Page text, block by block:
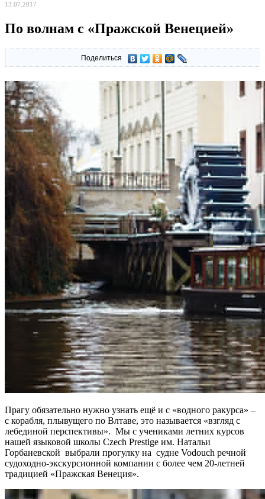
13.07.2017
По волнам с «Пражской Венецией»
Поделиться
Прагу обязательно нужно узнать ещё и с «водного ракурса» –
с корабля, плывущего по Влтаве, это называется «взгляд с
лебединой перспективы». Мы с учениками летних курсов
нашей языковой школы Czech Prestige им. Натальи
Горбаневской выбрали прогулку на судне Vodouch речной
судоходно-экскурсионной компании с более чем 20-летней
традицией «Пражская Венеция».